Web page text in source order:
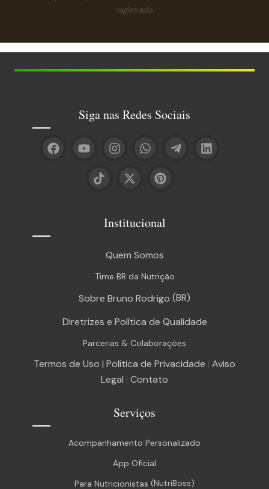
registrado.
Siga nas Redes Sociais
Institucional
Quem Somos
Time BR da Nutrição
Sobre Bruno Rodrigo (BR)
Diretrizes e Política de Qualidade
Parcerias & Colaborações
Termos de Uso | Política de Privacidade | Aviso
Legal | Contato
Serviços
Acompanhamento Personalizado
App Oficial
Para Nutricionistas (NutriBoss)